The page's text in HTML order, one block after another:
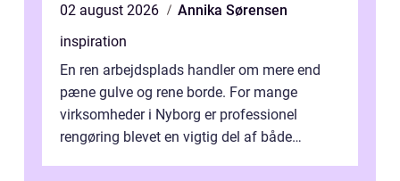
02 august 2026
Annika Sørensen
inspiration
En ren arbejdsplads handler om mere end
pæne gulve og rene borde. For mange
virksomheder i Nyborg er professionel
rengøring blevet en vigtig del af både